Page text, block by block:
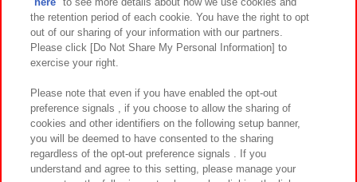
関連会社 サステナビリティ サイトポリシー
プライバシーポリシー ウェブアクセシビリティ方針と検証結果
お取引先さまとともに
カスタマーハラスメント対応方針 よくあるご質問・お問い合わせ
the retention period of each cookie. You have the right to opt
out of our sharing of your information with our partners.
Please click [Do Not Share My Personal Information] to
exercise your right.
Please note that even if you have enabled the opt-out
preference signals , if you choose to allow the sharing of
cookies and other identifiers on the following setup banner,
you will be deemed to have consented to the sharing
regardless of the opt-out preference signals . If you
understand and agree to this setting, please manage your